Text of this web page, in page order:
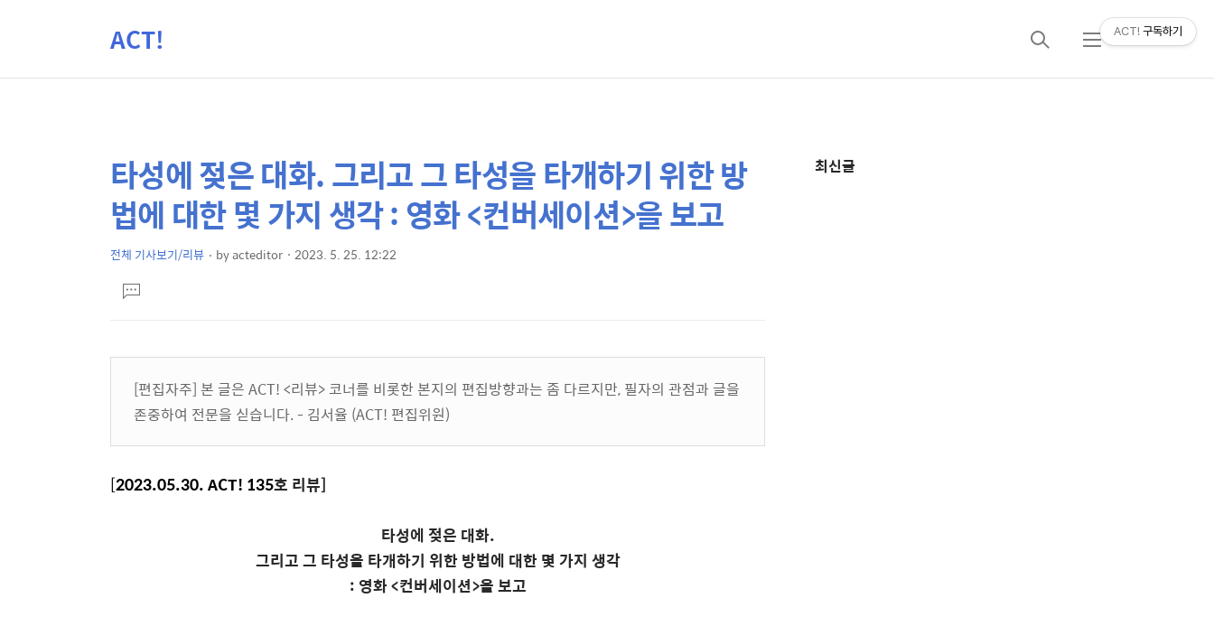
ACT!
검
메
상
컨
텐
본
문
제
목
타성에 젖은 대화. 그리고 그 타성을 타개하기 위한 방
법에 대한 몇 가지 생각 : 영화 <컨버세이션>을 보고
전체 기사보기/리뷰 byacteditor 2023. 5. 25. 12:22
문댓
글
[편집자주] 본 글은 ACT! <리뷰> 코너를 비롯한 본지의 편집방향과는 좀 다르지만, 필자의 관점과 글을
존중하여 전문을 싣습니다. - 김서율 (ACT! 편집위원)
[2023.05.30. ACT! 135호 리뷰]
타성에 젖은 대화.
그리고 그 타성을 타개하기 위한 방법에 대한 몇 가지 생각
: 영화<컨버세이션>을 보고
추
최신글
ACT! 구독하기